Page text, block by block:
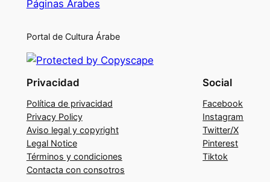
Páginas Árabes
Portal de Cultura Árabe
Privacidad
Política de privacidad
Privacy Policy
Aviso legal y copyright
Legal Notice
Términos y condiciones
Contacta con consotros
Social
Facebook
Instagram
Twitter/X
Pinterest
Tiktok